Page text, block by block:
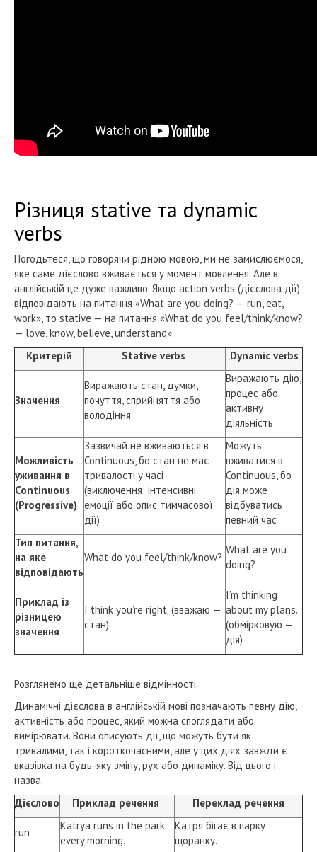
Різниця stative та dynamic
verbs
Погодьтеся, що говорячи рідною мовою, ми не замислюємося,
яке саме дієслово вживається у момент мовлення. Але в
англійській це дуже важливо. Якщо action verbs (дієслова дії)
відповідають на питання «What are you doing? — run, eat,
work», то stative — на питання «What do you feel/think/know?
— love, know, believe, understand».
Критерій
Stative verbs Dynamic verbs
Значення
Виражають стан, думки,
почуття, сприйняття або
володіння
Виражають дію,
процес або
активну
діяльність
Можливість
уживання в
Continuous
(Progressive)
Зазвичай не вживаються в
Continuous, бо стан не має
тривалості у часі
(виключення: інтенсивні
емоції або опис тимчасової
дії)
Можуть
вживатися в
Continuous, бо
дія може
відбуватись
певний час
Тип питання,
на яке
відповідають
What do you feel/think/know?
What are you
doing?
Приклад із
різницею
значення
I think you’re right. (вважаю —
стан)
I’m thinking
about my plans.
(обмірковую —
дія)
Розглянемо ще детальніше відмінності.
Динамічні дієслова в англійській мові позначають певну дію,
активність або процес, який можна споглядати або
вимірювати. Вони описують дії, що можуть бути як
тривалими, так і короткочасними, але у цих діях завжди є
вказівка на будь-яку зміну, рух або динаміку. Від цього і
назва.
Дієслово
Приклад речення Переклад речення
run
Katrya runs in the park
every morning.
Катря бігає в парку
щоранку.